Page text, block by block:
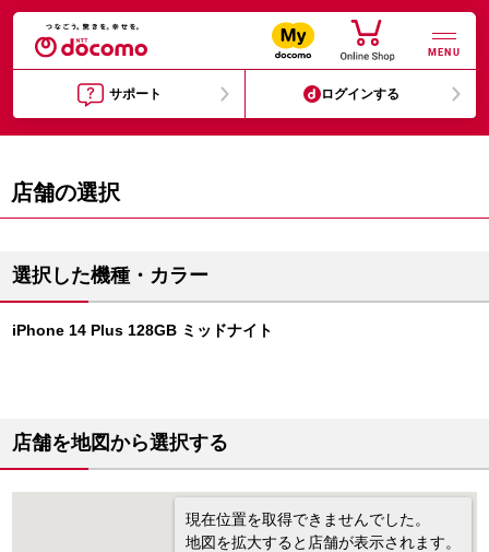
MENU
サポート ログインする
店舗の選択
選択した機種・カラー
iPhone 14 Plus 128GB ミッドナイト
店舗を地図から選択する
現在位置を取得できませんでした。
地図を拡大すると店舗が表示されます。